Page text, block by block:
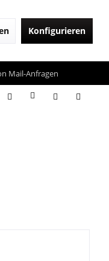
Konfigurieren
Mail-Anfragen